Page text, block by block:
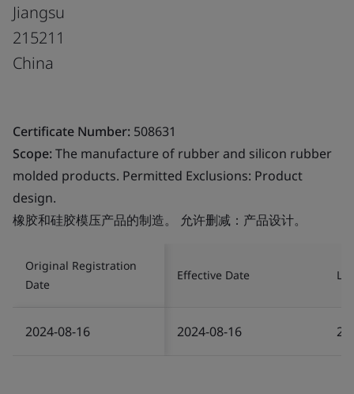
Jiangsu
215211
China
Certificate Number: 508631
Scope:The manufacture of rubber and silicon rubber
molded products. Permitted Exclusions: Product
design.
橡胶和硅胶模压产品的制造。 允许删减：产品设计。
Original Registration
Date
Effective Date
2024-08-16 2024-08-16